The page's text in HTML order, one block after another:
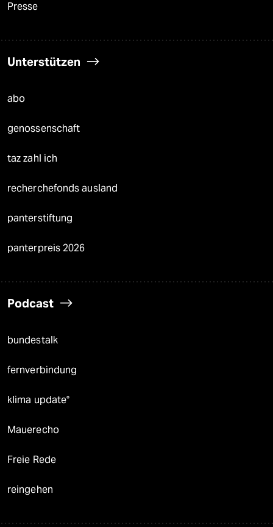
Presse
Unterstützen
abo
genossenschaft
taz zahl ich
recherchefonds ausland
panterstiftung
panterpreis 2026
Podcast
bundestalk
fernverbindung
klima update°
Mauerecho
Freie Rede
reingehen